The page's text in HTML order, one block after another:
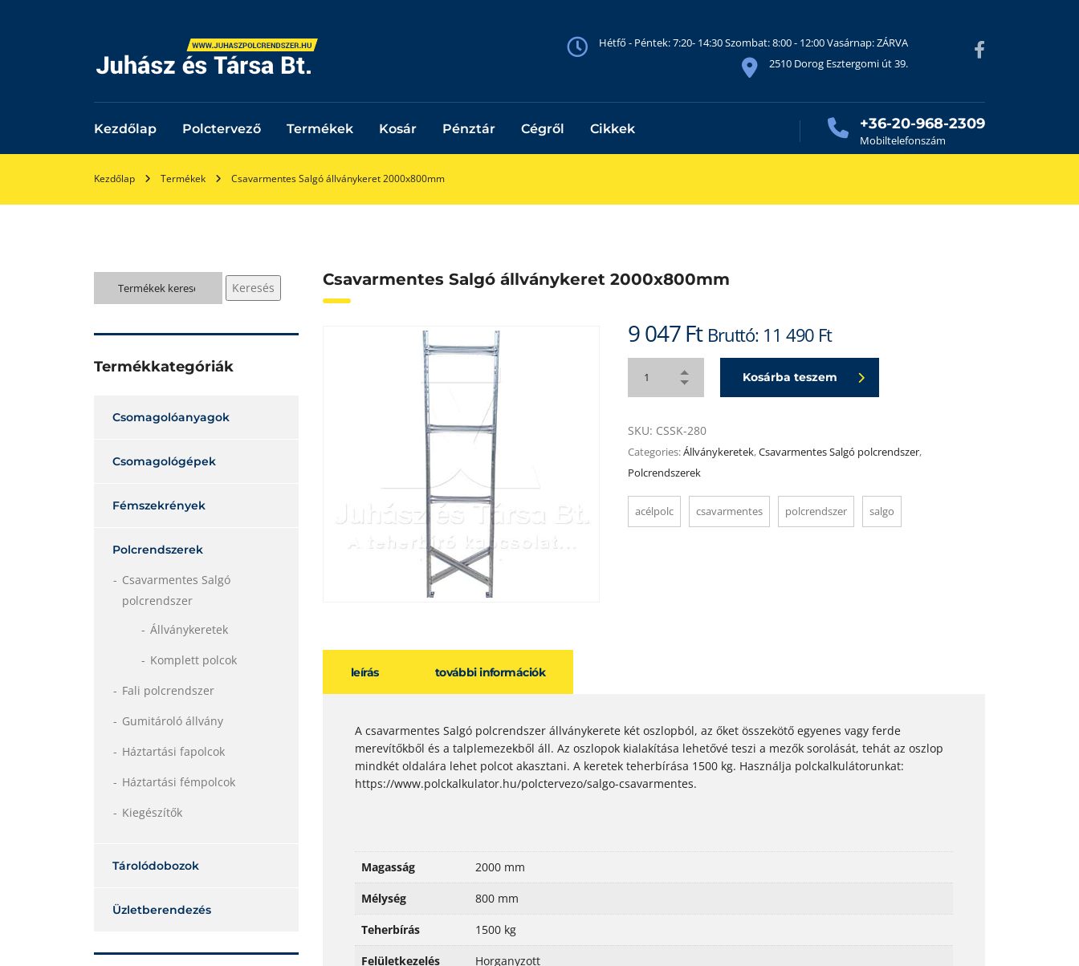
Hétfő - Péntek: 7:20- 14:30 Szombat: 8:00 - 12:00 Vasárnap: ZÁRVA
2510 Dorog Esztergomi út 39.
Kezdőlap Polctervező Termékek Kosár Pénztár Cégről Cikkek +36-20-968-2309
Mobiltelefonszám
Kezdőlap Termékek Csavarmentes Salgó állványkeret 2000x800mm
Csavarmentes Salgó állványkeret 2000x800mm
9 047Ft Bruttó: 11 490 Ft
Kosárba teszem
SKU: CSSK-280
Categories:Állványkeretek,Csavarmentes Salgó polcrendszer,
Polcrendszerek
acélpolc csavarmentes polcrendszer salgo
leírás további információk
A csavarmentes Salgó polcrendszer állványkerete két oszlopból, az őket összekötő egyenes vagy ferde
merevítőkből és a talplemezekből áll. Az oszlopok kialakítása lehetővé teszi a mezők sorolását, tehát az oszlop
mindkét oldalára lehet polcot akasztani. A keretek teherbírása 1500 kg. Használja polckalkulátorunkat:
https://www.polckalkulator.hu/polctervezo/salgo-csavarmentes.
Magasság 2000 mm
Mélység 800 mm
Teherbírás 1500 kg
Felületkezelés Horganyzott
Keresés
a
Keresés
Termékkategóriák
Csomagolóanyagok
Csomagológépek
Fémszekrények
Polcrendszerek
Csavarmentes Salgó
polcrendszer
Állványkeretek
Komplett polcok
Fali polcrendszer
Gumitároló állvány
Háztartási fapolcok
Háztartási fémpolcok
Kiegészítők
Tárolódobozok
Üzletberendezés